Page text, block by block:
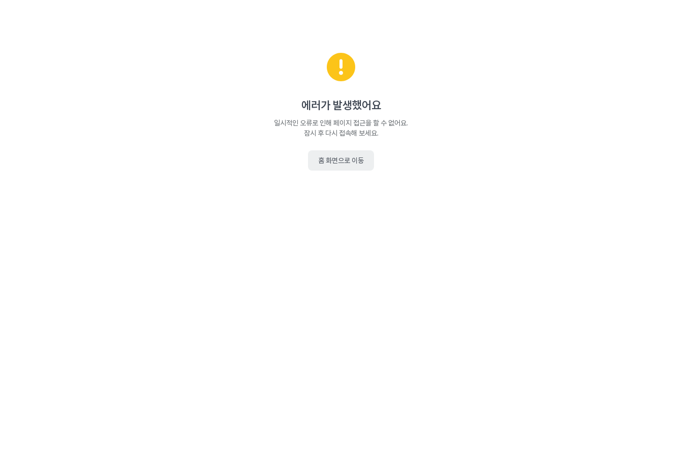
에러가 발생했어요
일시적인 오류로 인해 페이지 접근을 할 수 없어요.
잠시 후 다시 접속해 보세요.
홈 화면으로 이동